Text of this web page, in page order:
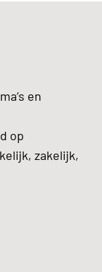
en
op
zakelijk,